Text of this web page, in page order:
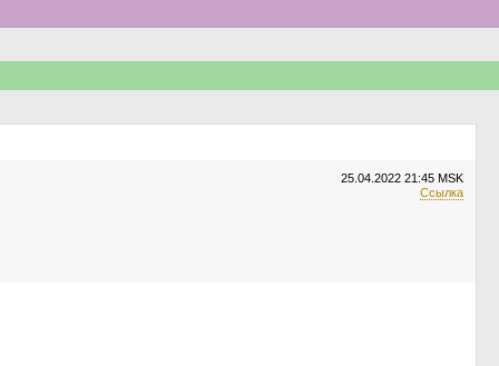
25.04.2022 21:45 MSK
Ссылка